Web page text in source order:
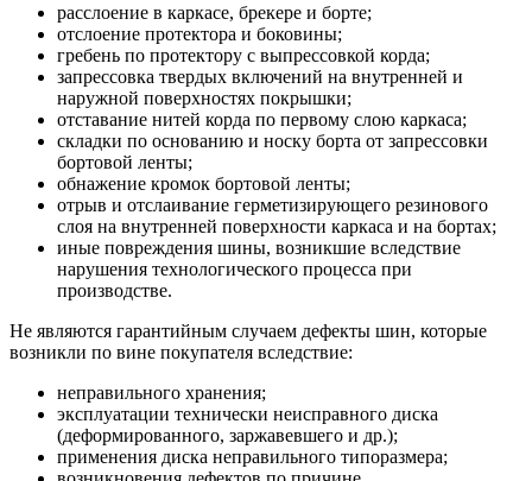
расслоение в каркасе, брекере и борте;
отслоение протектора и боковины;
гребень по протектору с выпрессовкой корда;
запрессовка твердых включений на внутренней и
наружной поверхностях покрышки;
отставание нитей корда по первому слою каркаса;
складки по основанию и носку борта от запрессовки
бортовой ленты;
обнажение кромок бортовой ленты;
отрыв и отслаивание герметизирующего резинового
слоя на внутренней поверхности каркаса и на бортах;
иные повреждения шины, возникшие вследствие
нарушения технологического процесса при
производстве.
Не являются гарантийным случаем дефекты шин, которые
возникли по вине покупателя вследствие:
неправильного хранения;
эксплуатации технически неисправного диска
(деформированного, заржавевшего и др.);
применения диска неправильного типоразмера;